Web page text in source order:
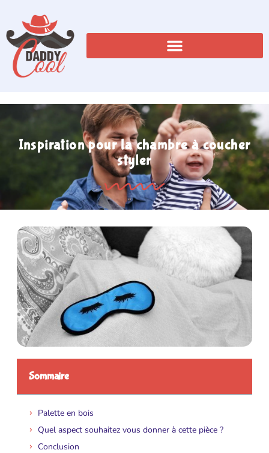
Inspiration pour la chambre à coucher
styler
Sommaire
Palette en bois
Quel aspect souhaitez vous donner à cette pièce ?
Conclusion